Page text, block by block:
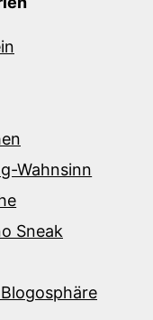
Wahnsinn
Sneak